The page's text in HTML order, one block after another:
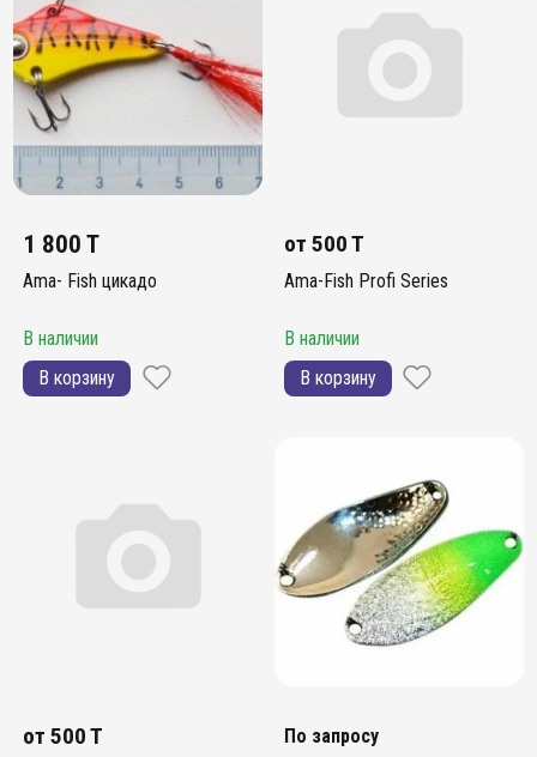
1 800 T
Ama- Fish цикадо
В наличии
В корзину
от 500 T
Ama-Fish Profi Series
В наличии
В корзину
от500 T
По запросу